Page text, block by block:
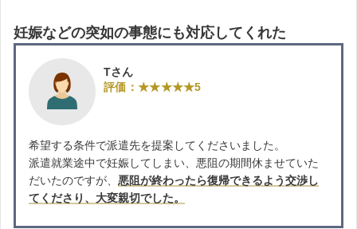
妊娠などの突如の事態にも対応してくれた
Tさん
評価：★★★★★5
希望する条件で派遣先を提案してくださいました。
派遣就業途中で妊娠してしまい、悪阻の期間休ませていた
だいたのですが、 悪阻が終わったら復帰できるよう交渉し
てくださり、大変親切でした。